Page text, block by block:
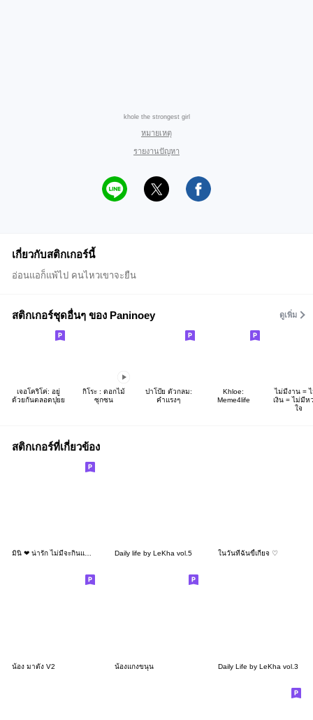
khole the strongest girl
หมายเหตุ
รายงานปัญหา
เกี่ยวกับสติกเกอร์นี้
อ่อนแอก็แพ้ไป คนไหวเขาจะยืน
สติกเกอร์ชุดอื่นๆ ของ Paninoey ดูเพิ่ม
เจอโคริโค่: อยู่
ด้วยกันตลอดปุยย
กิโระ : ดอกไม้
ซุกซน
ปาโป้ย ตัวกลม:
คำแรงๆ
Khloe:
Meme4life
ไม่มีงาน =
เงิน = ไม่มีห
ใจ
สติกเกอร์ที่เกี่ยวข้อง
มินิ ❤ น่ารัก ไม่มีจะกินแล้วค่า Daily life by LeKha vol.5 ในวันที่ฉันขี้เกียจ ♡
น้อง มาตัง V2 น้องแกงขนุน Daily Life by LeKha vol.3